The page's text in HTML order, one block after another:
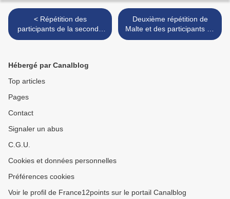
< Répétition des
participants de la seconde
demi-finale - partie II
Deuxième répétition de
Malte et des participants de
la première demi-finale -
Hébergé par Canalblog
Top articles
Pages
Contact
Signaler un abus
C.G.U.
Cookies et données personnelles
Préférences cookies
Voir le profil de France12points sur le portail Canalblog